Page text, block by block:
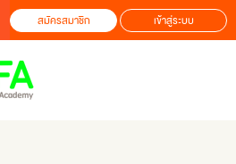
สมัครสมาชิก เข้าสู่ระบบ